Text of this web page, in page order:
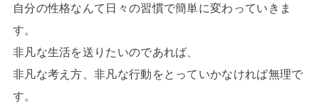
自分の性格なんて日々の習慣で簡単に変わっていきま
す。
非凡な生活を送りたいのであれば、
非凡な考え方、非凡な行動をとっていかなければ無理で
す。